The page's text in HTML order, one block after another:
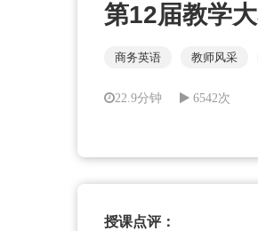
第12届教学
商务英语 教师风采
22.9分钟 6542次
授课点评：